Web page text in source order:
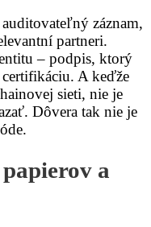
záznam,
partneri.
– podpis, ktorý
A keďže
sieti, nie je
Dôvera tak nie je
a